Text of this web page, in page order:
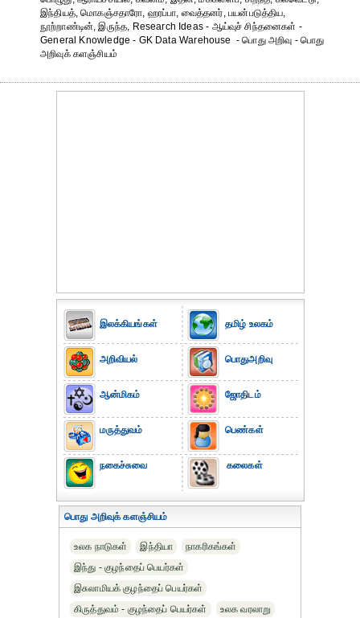
இந்தியத், மொகஞ்சதாரோ, ஹரப்பா, வைத்தனர், பயன்படுத்திய,
நூற்றாண்டின், இருந்த, Research Ideas - ஆய்வுச் சிந்தனைகள் -
General Knowledge - GK Data Warehouse - பொது அறிவு - பொது
அறிவுக் களஞ்சியம்
இலக்கியங்கள்
அறிவியல்
ஆன்மிகம்
மருத்துவம்
நகைச்சுவை
தமிழ் உலகம்
பொதுஅறிவு
ஜோதிடம்
பெண்கள்
கலைகள்
பொது அறிவுக் களஞ்சியம்
உலக நாடுகள் இந்தியா
நாகரிகங்கள்
இந்து - குழந்தைப் பெயர்கள்
இசுலாமியக் குழந்தைப் பெயர்கள்
கிருத்துவம் - குழந்தைப் பெயர்கள்
உலக வரலாறு